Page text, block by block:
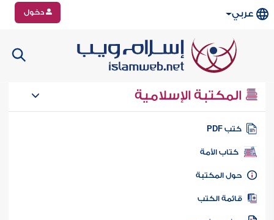
عربي دخول
المكتبة الإسلامية
كتب PDF
كتاب الأمة
المكتبة